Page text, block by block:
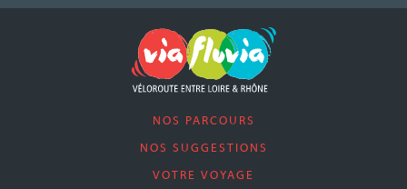
NOS PARCOURS
NOS SUGGESTIONS
VOTRE VOYAGE